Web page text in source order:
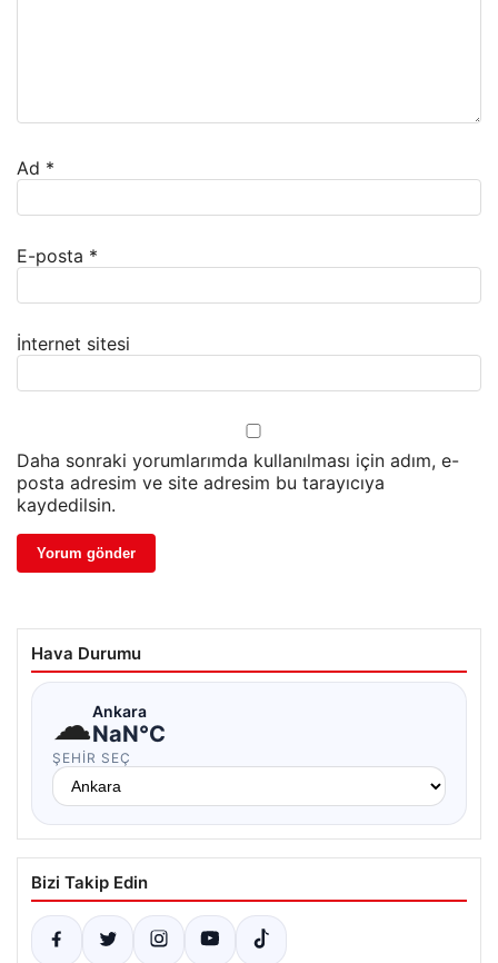
Ad *
E-posta *
İnternet sitesi
Daha sonraki yorumlarımda kullanılması için adım, e-
posta adresim ve site adresim bu tarayıcıya
kaydedilsin.
Hava Durumu
☁Ankara
NaN°C
ŞEHIR SEÇ
Bizi Takip Edin